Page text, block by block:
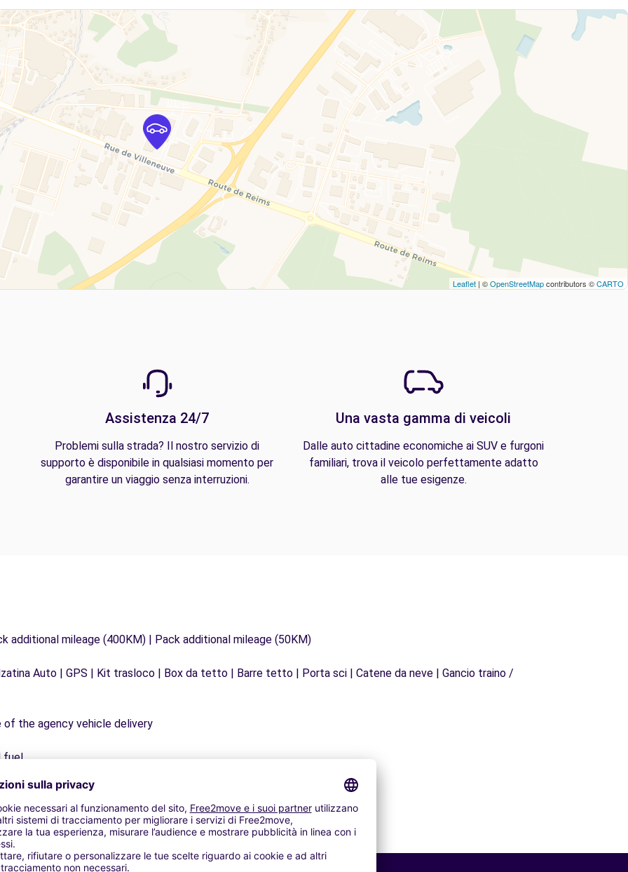
Leaflet | ©OpenStreetMapcontributors ©CARTO
Assistenza 24/7
Problemi sulla strada? Il nostro servizio di
supporto è disponibile in qualsiasi momento per
garantire un viaggio senza interruzioni.
Una vasta gamma di veicoli
Dalle auto cittadine economiche ai SUV e furgoni
familiari, trova il veicolo perfettamente adatto
alle tue esigenze.
additional mileage (400KM) | Pack additional mileage (50KM)
Auto | GPS | Kit trasloco | Box da tetto | Barre tetto | Porta sci | Catene da neve | Gancio traino /
the agency vehicle delivery
fuel